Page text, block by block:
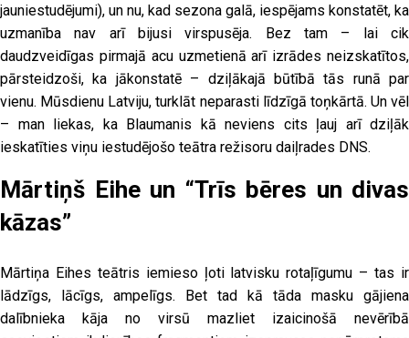
jauniestudējumi), un nu, kad sezona galā, iespējams konstatēt, ka
uzmanība nav arī bijusi virspusēja. Bez tam – lai cik
daudzveidīgas pirmajā acu uzmetienā arī izrādes neizskatītos,
pārsteidzoši, ka jākonstatē – dziļākajā būtībā tās runā par
vienu. Mūsdienu Latviju, turklāt neparasti līdzīgā toņkārtā. Un vēl
– man liekas, ka Blaumanis kā neviens cits ļauj arī dziļāk
ieskatīties viņu iestudējošo teātra režisoru daiļrades DNS.
Mārtiņš Eihe un “Trīs bēres un divas
kāzas”
Mārtiņa Eihes teātris iemieso ļoti latvisku rotaļīgumu – tas ir
lādzīgs, lācīgs, ampelīgs. Bet tad kā tāda masku gājiena
dalībnieka kāja no virsū mazliet izaicinošā nevērībā